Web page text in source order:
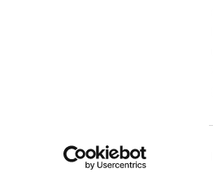
Copyright © 2026